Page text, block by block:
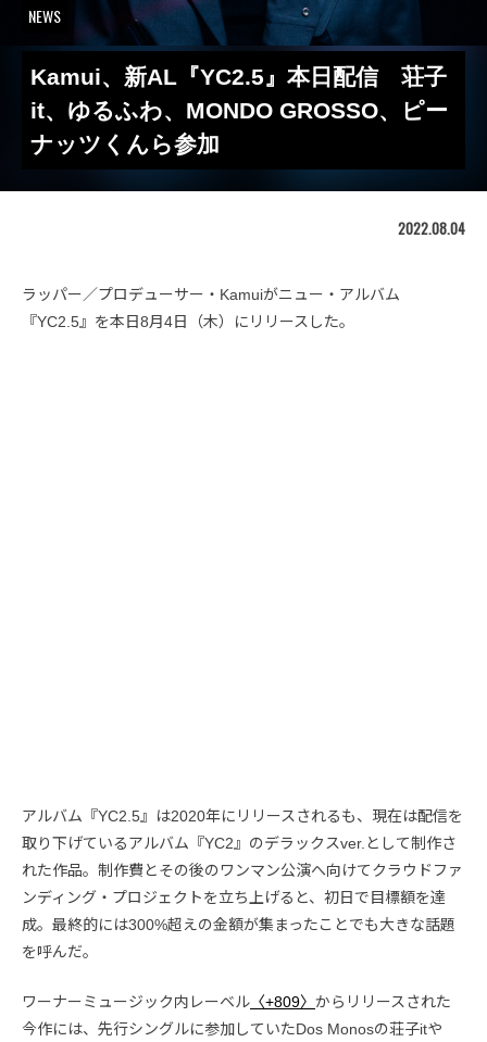
NEWS
Kamui、新AL『YC2.5』本日配信 荘子
it、ゆるふわ、MONDO GROSSO、ピー
ナッツくんら参加
2022.08.04
ラッパー／プロデューサー・Kamuiがニュー・アルバム
『YC2.5』を本日8月4日（木）にリリースした。
アルバム『YC2.5』は2020年にリリースされるも、現在は配信を
取り下げているアルバム『YC2』のデラックスver.として制作さ
れた作品。制作費とその後のワンマン公演へ向けてクラウドファ
ンディング・プロジェクトを立ち上げると、初日で目標額を達
成。最終的には300%超えの金額が集まったことでも大きな話題
を呼んだ。
ワーナーミュージック内レーベル 〈+809〉 からリリースされた
今作には、先行シングルに参加していたDos Monosの荘子itや